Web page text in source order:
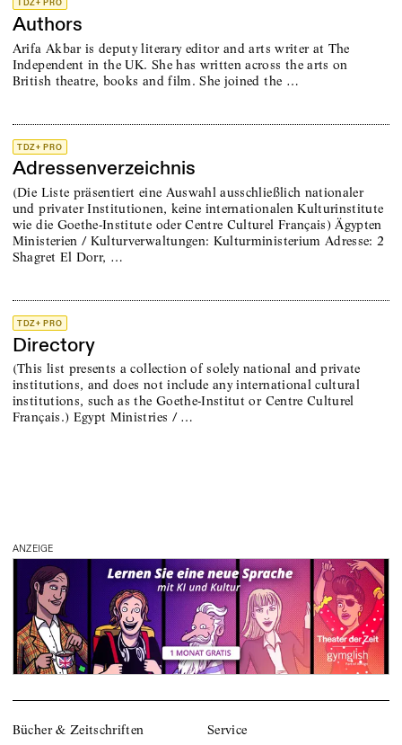
TDZ+ PRO
Authors
Arifa Akbar is deputy literary editor and arts writer at The
Independent in the UK. She has written across the arts on
British theatre, books and film. She joined the …
TDZ+ PRO
Adressenverzeichnis
(Die Liste präsentiert eine Auswahl ausschließlich nationaler
und privater Institutionen, keine internationalen Kulturinstitute
wie die Goethe-Institute oder Centre Culturel Français) Ägypten
Ministerien / Kulturverwaltungen: Kulturministerium Adresse: 2
Shagret El Dorr, …
TDZ+ PRO
Directory
(This list presents a collection of solely national and private
institutions, and does not include any international cultural
institutions, such as the Goethe-Institut or Centre Culturel
Français.) Egypt Ministries / …
ANZEIGE
Bücher & Zeitschriften Service